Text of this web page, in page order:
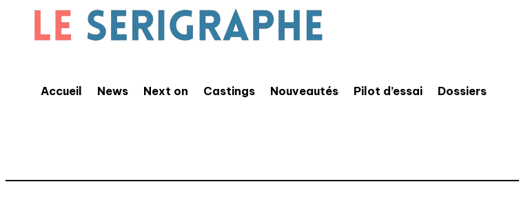
Accueil News Next on Castings Nouveautés Pilot d’essai Dossiers